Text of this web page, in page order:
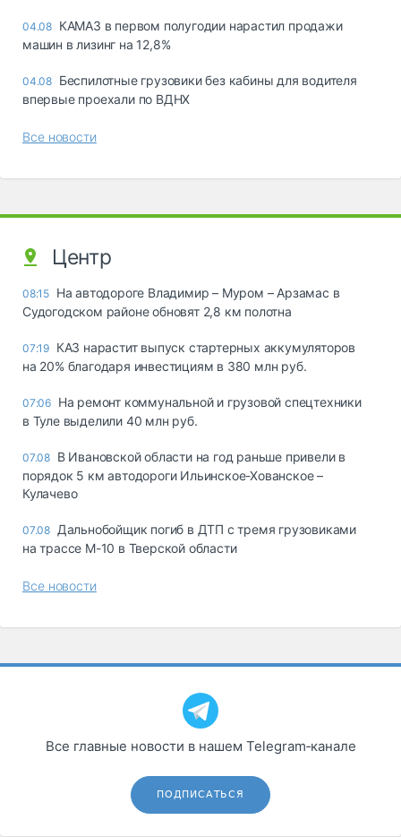
04.08 КАМАЗ в первом полугодии нарастил продажи
машин в лизинг на 12,8%
04.08 Беспилотные грузовики без кабины для водителя
впервые проехали по ВДНХ
Все новости
Центр
08:15 На автодороге Владимир – Муром – Арзамас в
Судогодском районе обновят 2,8 км полотна
07:19 КАЗ нарастит выпуск стартерных аккумуляторов
на 20% благодаря инвестициям в 380 млн руб.
07:06 На ремонт коммунальной и грузовой спецтехники
в Туле выделили 40 млн руб.
07.08 В Ивановской области на год раньше привели в
порядок 5 км автодороги Ильинское-Хованское –
Кулачево
07.08 Дальнобойщик погиб в ДТП с тремя грузовиками
на трассе М-10 в Тверской области
Все новости
Все главные новости в нашем Telegram‑канале
ПОДПИСАТЬСЯ